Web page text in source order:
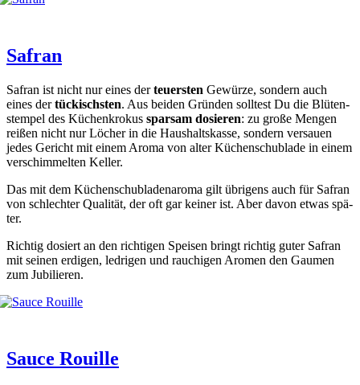
Safran
Safran ist nicht nur eines derteu­ers­ten Gewür­ze, son­dern auch
eines dertückischs­ten. Aus bei­den Grün­den soll­test Du die Blü­ten­
stem­pel des Küchen­kro­kus spar­sam dosie­ren: zu gro­ße Men­gen
rei­ßen nicht nur Löcher in die Haus­halts­kas­se, son­dern ver­sau­en
jedes Gericht mit einem Aro­ma von alter Küchen­schub­la­de in einem
ver­schim­mel­ten Kel­ler.
Das mit dem Küchen­schub­la­den­aro­ma gilt übri­gens auch für Safran
von schlech­ter Qua­li­tät, der oft gar kei­ner ist. Aber davon etwas spä­
ter.
Rich­tig dosiert an den rich­ti­gen Spei­sen bringt rich­tig guter Safran
mit sei­nen erdi­gen, led­ri­gen und rau­chi­gen Aro­men den Gau­men
zum Jubi­lie­ren.
Sauce Rouille